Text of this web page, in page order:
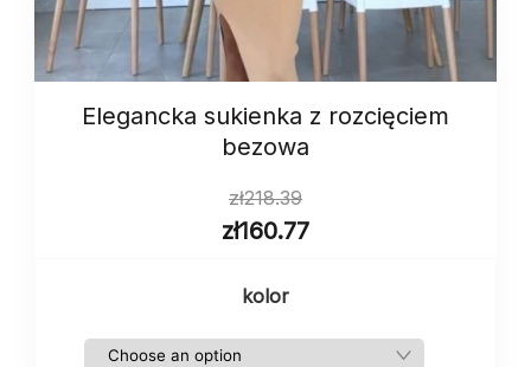
Elegancka sukienka z rozcięciem
bezowa
zł218.39
zł160.77
kolor